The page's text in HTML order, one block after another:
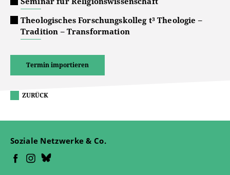
Theologisches Forschungskolleg t³ Theologie –
Tradition – Transformation
Termin importieren
ZURÜCK
Soziale Netzwerke & Co.